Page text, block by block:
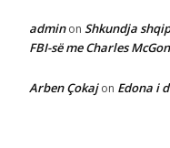
adminon Shkundja
FBI-së me Charles
Arben Çokajon Edona i